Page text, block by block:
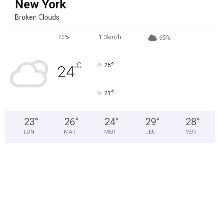
New York
Broken Clouds
70% 1.3km/h 65%
24°C 25°
21 °
23°
LUN
26°
MAR
24°
MER
29°
JEU
28°
VEN